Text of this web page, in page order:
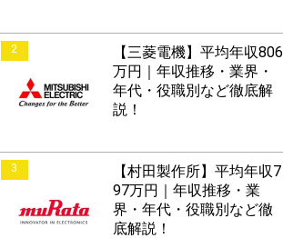
2
【三菱電機】平均年収806
万円｜年収推移・業界・
年代・役職別など徹底解
説！
3
【村田製作所】平均年収7
97万円｜年収推移・業
界・年代・役職別など徹
底解説！